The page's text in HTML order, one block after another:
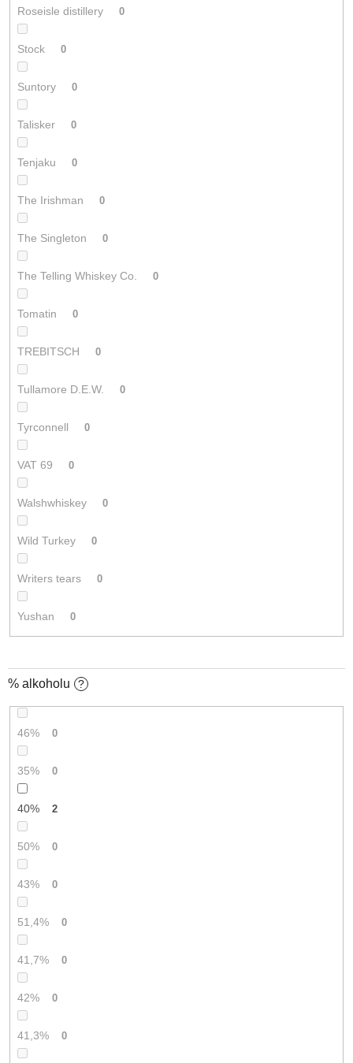
Roseisle distillery 0
Stock 0
Suntory 0
Talisker 0
Tenjaku 0
The Irishman 0
The Singleton 0
The Telling Whiskey Co. 0
Tomatin 0
TREBITSCH 0
Tullamore D.E.W. 0
Tyrconnell 0
VAT 69 0
Walshwhiskey 0
Wild Turkey 0
Writers tears 0
Yushan 0
% alkoholu ?
46% 0
35% 0
40% 2
50% 0
43% 0
51,4% 0
41,7% 0
42% 0
41,3% 0